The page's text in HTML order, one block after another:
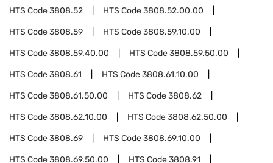
HTS Code3808.52 HTS Code3808.52.00.00
HTS Code3808.59 HTS Code3808.59.10.00
HTS Code3808.59.40.00 HTS Code3808.59.50.00
HTS Code3808.61 HTS Code3808.61.10.00
HTS Code3808.61.50.00 HTS Code3808.62
HTS Code3808.62.10.00 HTS Code3808.62.50.00
HTS Code3808.69 HTS Code3808.69.10.00
HTS Code3808.69.50.00 HTS Code3808.91